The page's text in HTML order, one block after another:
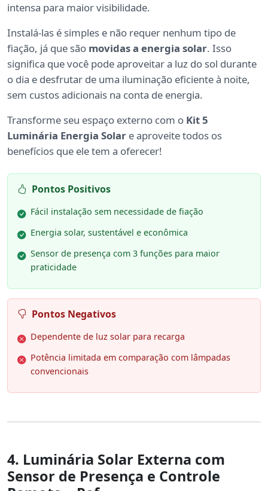
intensa para maior visibilidade.
Instalá-las é simples e não requer nenhum tipo de
fiação, já que são movidas a energia solar. Isso
significa que você pode aproveitar a luz do sol durante
o dia e desfrutar de uma iluminação eficiente à noite,
sem custos adicionais na conta de energia.
Transforme seu espaço externo com o Kit 5
Luminária Energia Solar e aproveite todos os
benefícios que ele tem a oferecer!
Pontos Positivos
Fácil instalação sem necessidade de fiação
Energia solar, sustentável e econômica
Sensor de presença com 3 funções para maior
praticidade
Pontos Negativos
Dependente de luz solar para recarga
Potência limitada em comparação com lâmpadas
convencionais
4. Luminária Solar Externa com
Sensor de Presença e Controle